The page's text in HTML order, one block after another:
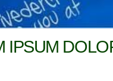
IPSUM